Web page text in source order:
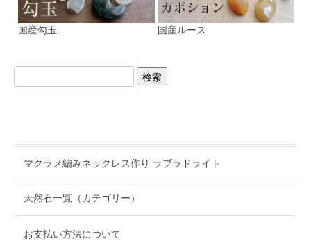
国産勾玉 国産ルース
マクラメ編みネックレス作り ラブラドライト
天然石一覧（カテゴリー）
お支払い方法について